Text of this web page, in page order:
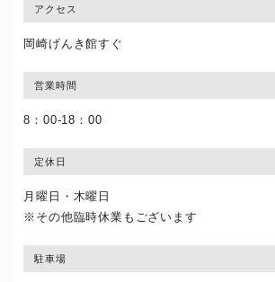
アクセス
岡崎げんき館すぐ
営業時間
8：00-18：00
定休日
月曜日・木曜日
※その他臨時休業もございます
駐車場